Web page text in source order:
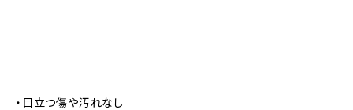
・目立つ傷や汚れなし